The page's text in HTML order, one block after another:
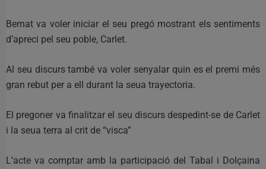
Bernat va voler iniciar el seu pregó mostrant els sentiments
d’apreci pel seu poble, Carlet.
Al seu discurs també va voler senyalar quin es el premi més
gran rebut per a ell durant la seua trayectoria.
El pregoner va finalitzar el seu discurs despedint-se de Carlet
i la seua terra al crit de “visca”
L’acte va comptar amb la participació del Tabal i Dolçaina